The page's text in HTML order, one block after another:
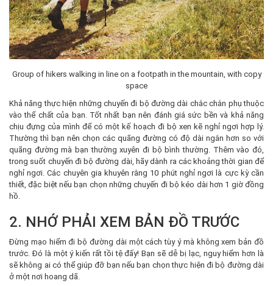
Group of hikers walking in line on a footpath in the mountain, with copy
space
Khả năng thực hiện những chuyến đi bộ đường dài chắc chắn phụ thuộc
vào thể chất của bạn. Tốt nhất bạn nên đánh giá sức bền và khả năng
chịu đựng của mình để có một kế hoạch đi bộ xen kẽ nghỉ ngơi hợp lý.
Thường thì bạn nên chọn các quãng đường có độ dài ngắn hơn so với
quãng đường mà bạn thường xuyên đi bộ bình thường. Thêm vào đó,
trong suốt chuyến đi bộ đường dài, hãy dành ra các khoảng thời gian để
nghỉ ngơi. Các chuyên gia khuyên rằng 10 phút nghỉ ngơi là cực kỳ cần
thiết, đặc biệt nếu bạn chọn những chuyến đi bộ kéo dài hơn 1 giờ đồng
hồ.
2. NHỚ PHẢI XEM BẢN ĐỒ TRƯỚC
Đừng mạo hiểm đi bộ đường dài một cách tùy ý mà không xem bản đồ
trước. Đó là một ý kiến rất tồi tệ đấy! Bạn sẽ dễ bị lạc, nguy hiểm hơn là
sẽ không ai có thể giúp đỡ bạn nếu bạn chọn thực hiện đi bộ đường dài
ở một nơi hoang dã.